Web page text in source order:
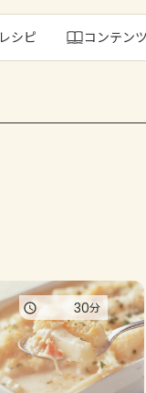
レシピ コンテンツ
30分